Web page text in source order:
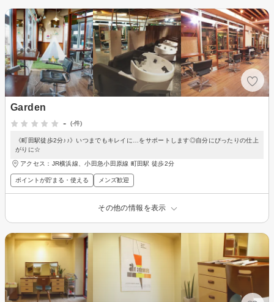
Garden
-
(-件)
《町田駅徒歩2分♪♪》いつまでもキレイに…をサポートします◎自分にぴったりの仕上
がりに☆
アクセス：JR横浜線、小田急小田原線 町田駅 徒歩2分
ポイントが貯まる・使える メンズ歓迎
その他の情報を表示